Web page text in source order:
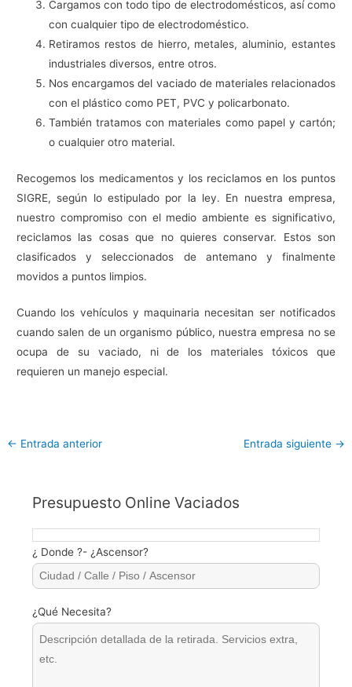
Cargamos con todo tipo de electrodomésticos, así como
con cualquier tipo de electrodoméstico.
Retiramos restos de hierro, metales, aluminio, estantes
industriales diversos, entre otros.
Nos encargamos del vaciado de materiales relacionados
con el plástico como PET, PVC y policarbonato.
También tratamos con materiales como papel y cartón;
o cualquier otro material.
Recogemos los medicamentos y los reciclamos en los puntos
SIGRE, según lo estipulado por la ley. En nuestra empresa,
nuestro compromiso con el medio ambiente es significativo,
reciclamos las cosas que no quieres conservar. Estos son
clasificados y seleccionados de antemano y finalmente
movidos a puntos limpios.
Cuando los vehículos y maquinaria necesitan ser notificados
cuando salen de un organismo público, nuestra empresa no se
ocupa de su vaciado, ni de los materiales tóxicos que
requieren un manejo especial.
← Entrada anterior Entrada siguiente →
Presupuesto Online Vaciados
¿ Donde ?- ¿Ascensor?
¿Qué Necesita?